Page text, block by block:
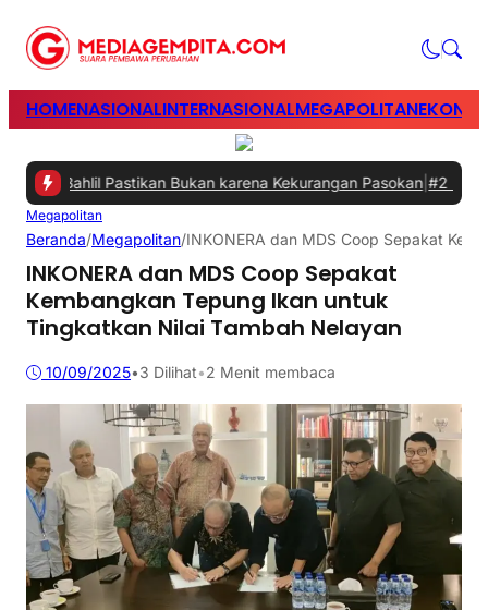
HOMENASIONALINTERNASIONALMEGAPOLITAN
Bahlil Pastikan Bukan karena Kekurangan Pasokan|#2 -Perkuat
Megapolitan
Beranda/Megapolitan/INKONERA dan MDS Coop Sepakat
INKONERA dan MDS Coop Sepakat
Kembangkan Tepung Ikan untuk
Tingkatkan Nilai Tambah Nelayan
10/09/2025•3 Dilihat•2 Menit membaca